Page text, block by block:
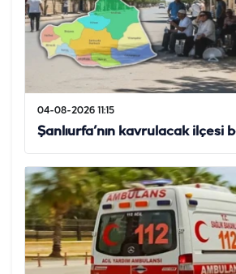
04-08-2026 11:15
Şanlıurfa’nın kavrulacak ilçesi